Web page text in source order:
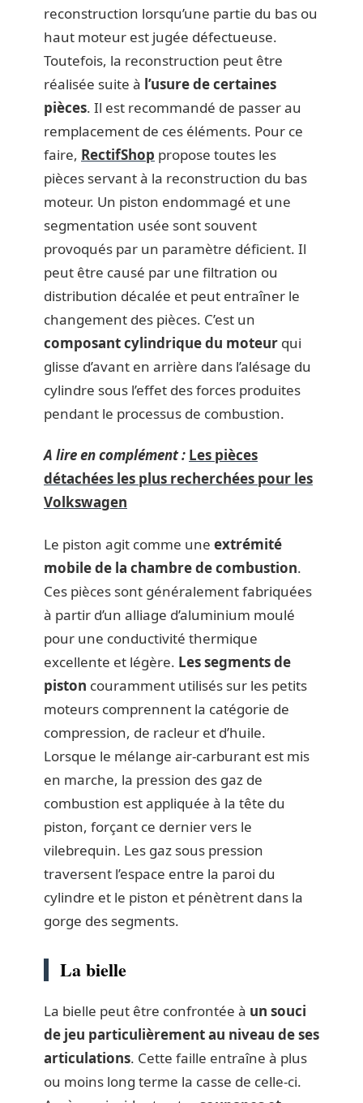
reconstruction lorsqu’une partie du bas ou
haut moteur est jugée défectueuse.
Toutefois, la reconstruction peut être
réalisée suite à l’usure de certaines
pièces. Il est recommandé de passer au
remplacement de ces éléments. Pour ce
faire, RectifShop propose toutes les
pièces servant à la reconstruction du bas
moteur. Un piston endommagé et une
segmentation usée sont souvent
provoqués par un paramètre déficient. Il
peut être causé par une filtration ou
distribution décalée et peut entraîner le
changement des pièces. C’est un
composant cylindrique du moteur qui
glisse d’avant en arrière dans l’alésage du
cylindre sous l’effet des forces produites
pendant le processus de combustion.
A lire en complément : Les pièces
détachées les plus recherchées pour les
Volkswagen
Le piston agit comme une extrémité
mobile de la chambre de combustion.
Ces pièces sont généralement fabriquées
à partir d’un alliage d’aluminium moulé
pour une conductivité thermique
excellente et légère. Les segments de
piston couramment utilisés sur les petits
moteurs comprennent la catégorie de
compression, de racleur et d’huile.
Lorsque le mélange air-carburant est mis
en marche, la pression des gaz de
combustion est appliquée à la tête du
piston, forçant ce dernier vers le
vilebrequin. Les gaz sous pression
traversent l’espace entre la paroi du
cylindre et le piston et pénètrent dans la
gorge des segments.
La bielle
La bielle peut être confrontée à un souci
de jeu particulièrement au niveau de ses
articulations. Cette faille entraîne à plus
ou moins long terme la casse de celle-ci.